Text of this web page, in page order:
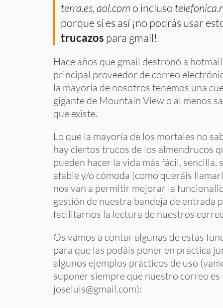
terra.es,aol.com o incluso
porque si es así ¡no podrás usar
trucazos para gmail!
Hace años que gmail destronó a
principal proveedor de correo
la mayoría de nosotros tenemos una
gigante de Mountain View o al menos
que existe.
Lo que la mayoría de los mortales no
hay ciertos trucos de los almendrucos
pueden hacer la vida más fácil, sencilla,
afable y/o cómoda (como queráis
nos van a permitir mejorar la
gestión de nuestra bandeja de entrada
facilitarnos la lectura de nuestros
Os vamos a contar algunas de estas
para que las podáis poner en práctica
algunos ejemplos prácticos de uso
suponer siempre que nuestro correo es
joseluis@gmail.com):